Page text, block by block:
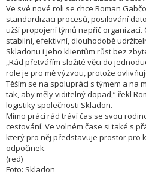
Ve své nové roli se chce Roman
standardizaci procesů, posilování
užší propojení týmů napříč organizací.
stabilní, efektivní, dlouhodobě
Skladonu i jeho klientům růst bez
„Rád přetvářím složité věci do
role je pro mě výzvou, protože
Těším se na spolupráci s týmem a na
tak, aby měly viditelný dopad,“ řekl
logistiky společnosti Skladon.
Mimo práci rád tráví čas se svou
cestování. Ve volném čase si také s
který pro něj představuje prostor pro
odpočinek.
(red)
Foto: Skladon